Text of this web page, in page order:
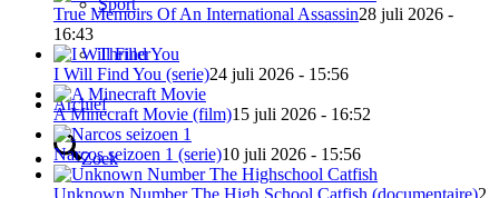
Sport
Thriller
Archief
Zoek
True Memoirs Of An International Assassin28 juli 2026 -
16:43
I Will Find You (serie)24 juli 2026 - 15:56
A Minecraft Movie (film)15 juli 2026 - 16:52
Narcos seizoen 1 (serie)10 juli 2026 - 15:56